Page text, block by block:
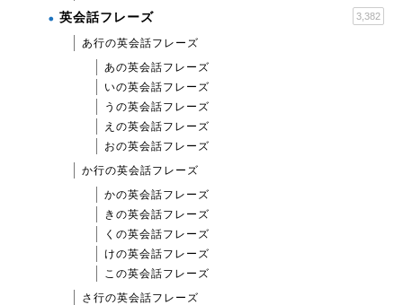
英会話フレーズ 3,382
あ行の英会話フレーズ
あの英会話フレーズ
いの英会話フレーズ
うの英会話フレーズ
えの英会話フレーズ
おの英会話フレーズ
か行の英会話フレーズ
かの英会話フレーズ
きの英会話フレーズ
くの英会話フレーズ
けの英会話フレーズ
この英会話フレーズ
さ行の英会話フレーズ